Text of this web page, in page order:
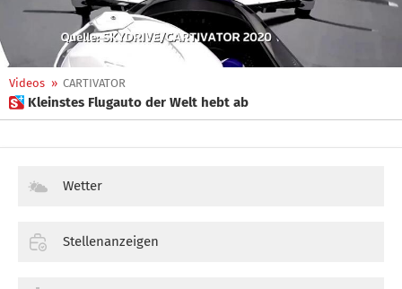
Videos » CARTIVATOR
 Kleinstes Flugauto der Welt hebt ab
Wetter
Stellenanzeigen